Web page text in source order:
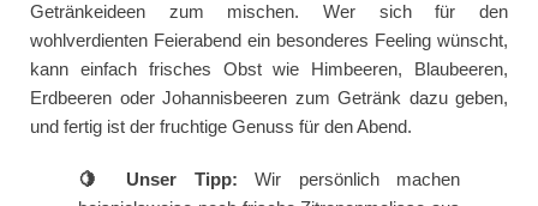
Getränkeideen zum mischen. Wer sich für den
wohlverdienten Feierabend ein besonderes Feeling wünscht,
kann einfach frisches Obst wie Himbeeren, Blaubeeren,
Erdbeeren oder Johannisbeeren zum Getränk dazu geben,
und fertig ist der fruchtige Genuss für den Abend.
🍋 Unser Tipp: Wir persönlich machen